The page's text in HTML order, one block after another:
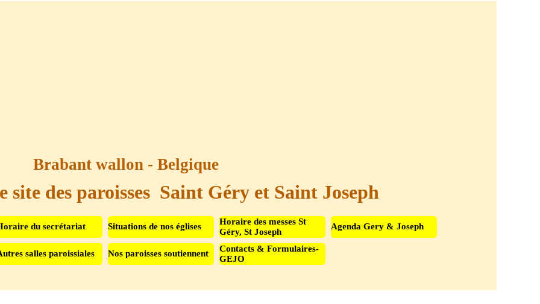
Brabant wallon - Belgique
site des paroisses  Saint Géry et Saint Joseph
Sauter le menu
du secrétariat Situations de nos églises
Horaire des messes St
Géry, St Joseph
Agenda Gery & Joseph
salles paroissiales Nos paroisses soutiennent ▼
Contacts & Formulaires-
GEJO